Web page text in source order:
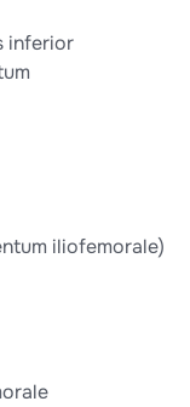
inferior
iliofemorale)